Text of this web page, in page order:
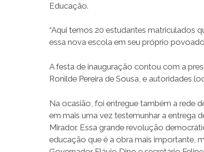
Educação.
“Aqui temos 20 estudantes matriculados
essa nova escola em seu próprio
A festa de inauguração contou com a
Ronilde Pereira de Sousa, e autoridades
Na ocasião, foi entregue também a rede
em mais uma vez testemunhar a entrega
Mirador. Essa grande revolução
educação que é a obra mais importante,